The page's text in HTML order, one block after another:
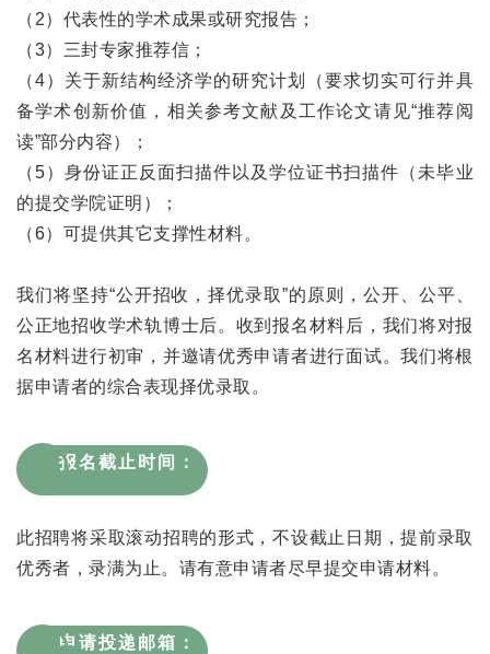
（2）代表性的学术成果或研究报告；
（3）三封专家推荐信；
（4）关于新结构经济学的研究计划（要求切实可行并具
备学术创新价值，相关参考文献及工作论文请见“推荐阅
读”部分内容）；
（5）身份证正反面扫描件以及学位证书扫描件（未毕业
的提交学院证明）；
（6）可提供其它支撑性材料。
我们将坚持“公开招收，择优录取”的原则，公开、公平、
公正地招收学术轨博士后。收到报名材料后，我们将对报
名材料进行初审，并邀请优秀申请者进行面试。我们将根
据申请者的综合表现择优录取。
报名截止时间：
此招聘将采取滚动招聘的形式，不设截止日期，提前录取
优秀者，录满为止。请有意申请者尽早提交申请材料。
申请投递邮箱：